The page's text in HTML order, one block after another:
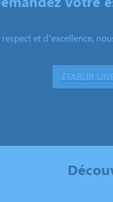
et d’excellence,
ÉTABLIR